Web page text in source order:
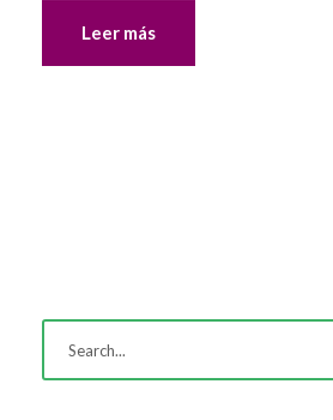
Leer más